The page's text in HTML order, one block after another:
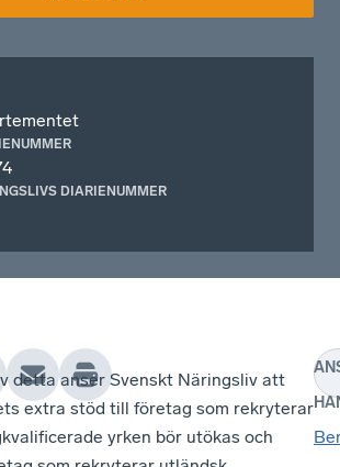
DIARIENUMMER
detta anser Svenskt Näringsliv att
extra stöd till företag som rekryterar
yrken bör utökas och